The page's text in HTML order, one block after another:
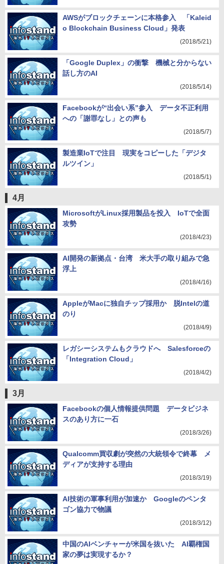
AWSがブロックチェーンに本格参入 「Kaleid
o Blockchain Business Cloud」発表
(2018/5/21)
「Google Duplex」の衝撃 機械と分からない
話し方のAI
(2018/5/14)
Facebookが“出会い系”参入 データ不正利用
への「謝罪なし」との声も
(2018/5/7)
製造業IoTで注目 現実をコピーした「デジタ
ルツイン」
(2018/5/1)
4月
MicrosoftがLinux採用製品を投入 IoTで全面
攻勢
(2018/4/23)
AI開発の新拠点・台湾 米大手の取り組みで急
浮上
(2018/4/16)
AppleがMacに独自チップ採用か 脱Intelの道
のり
(2018/4/9)
レガシーシステムもクラウドへ Salesforceの
「Integration Cloud」
(2018/4/2)
3月
Facebookの個人情報提供問題 データビジネ
スのあり方に一石
(2018/3/26)
Qualcomm買収劇が突然の大統領令で終幕 メ
ディアが支持する理由
(2018/3/19)
AI技術の軍事利用が加速か Googleのペンタ
ゴン協力で物議
(2018/3/12)
中国のAIベンチャーが米国を抜いた AI覇権国
家の夢は実現するか？